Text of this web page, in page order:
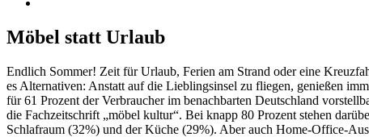
Möbel statt Urlaub
Endlich Sommer! Zeit für Urlaub, Ferien am Strand oder eine
es Alternativen: Anstatt auf die Lieblingsinsel zu fliegen, genießen
für 61 Prozent der Verbraucher im benachbarten Deutschland
die Fachzeitschrift „möbel kultur“. Bei knapp 80 Prozent stehen
Schlafraum (32%) und der Küche (29%). Aber auch Home-Office-